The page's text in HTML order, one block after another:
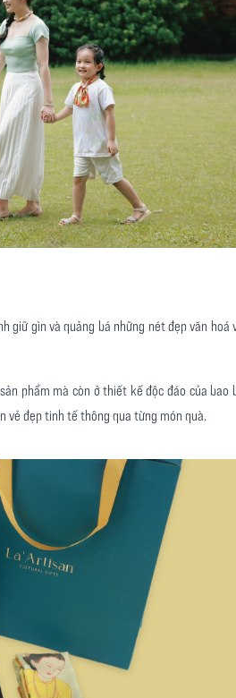
giữ gìn và quảng bá những nét đẹp văn hoá
phẩm mà còn ở thiết kế độc đáo của bao
vẻ đẹp tinh tế thông qua từng món quà.